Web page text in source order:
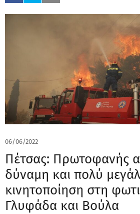
06/06/2022
Πέτσας: Πρωτοφανής
δύναμη και πολύ
κινητοποίηση στη
Γλυφάδα και Βούλα